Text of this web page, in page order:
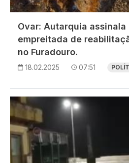
Ovar: Autarquia assinala
empreitada de
no Furadouro.
18.02.2025 07:51
Imagem